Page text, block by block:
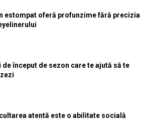
estompat oferă profunzime fără precizia
de început de sezon care te ajută să te
atentă este o abilitate socială